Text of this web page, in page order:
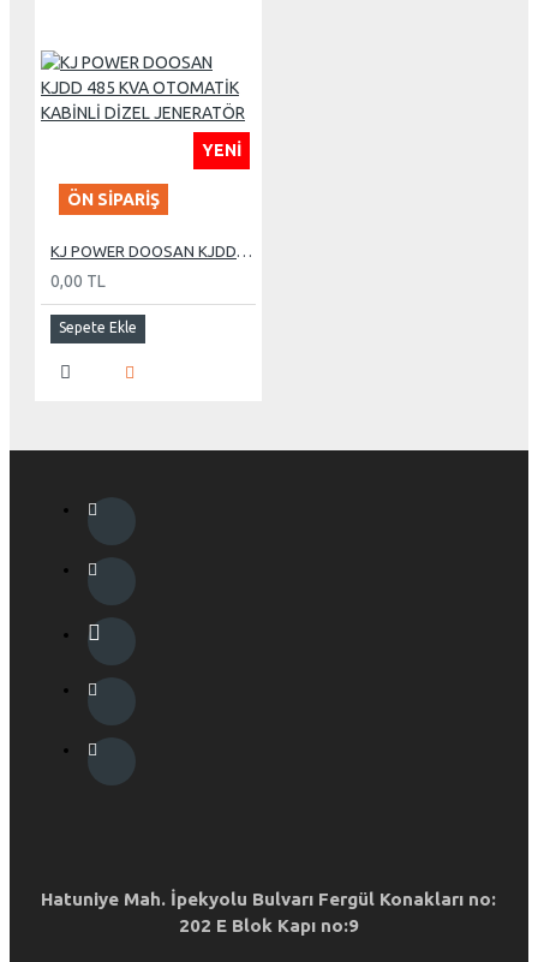
YENI
ÖN SIPARIŞ
KJ POWER DOOSAN KJDD 485 KVA OTOMATİK KABİNLİ DİZEL JENERATÖR
0,00 TL
Sepete Ekle
Hatuniye Mah. İpekyolu Bulvarı Fergül Konakları no:
202 E Blok Kapı no:9